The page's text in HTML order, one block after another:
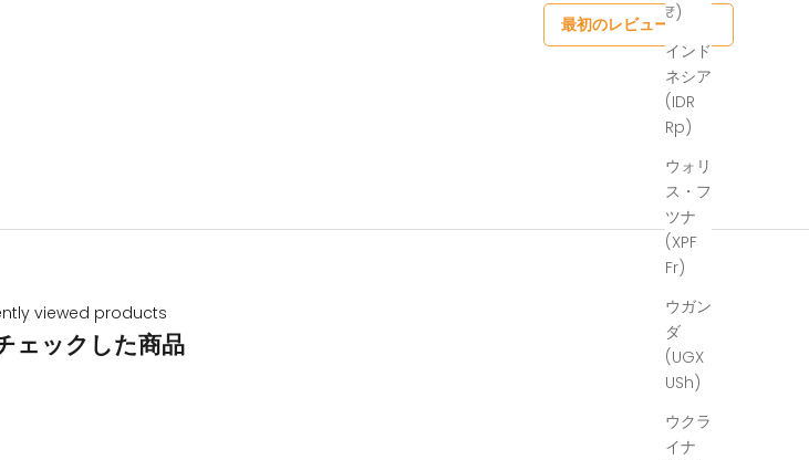
₹)
インド
ネシア
(IDR
Rp)
ウォリ
ス・フ
ツナ
(XPF
Fr)
ウガン
ダ
(UGX
USh)
ウクラ
イナ
最初のレビューを書く
viewed products
ェックした商品